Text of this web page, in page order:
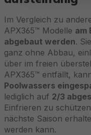
Im Vergleich zu
APX365™ Modelle am
abgebaut werden.
ganz ohne Abbau,
über im freien
APX365™ entfällt,
Poolwassers
lediglich auf 2/3
Einfrieren zu
nächste Saison
werden kann.